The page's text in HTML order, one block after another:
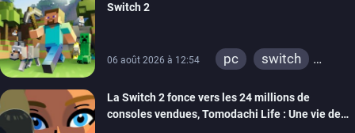
Switch 2
06 août 2026 à 12:54 pc
switch
xbox one
wiiu
3ds
ps3
La Switch 2 fonce vers les 24 millions de
consoles vendues, Tomodachi Life : Une vie de